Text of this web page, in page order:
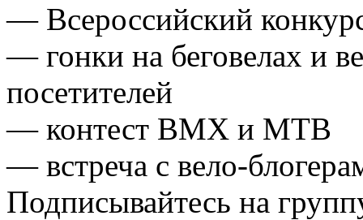
— Всероссийский
— гонки на беговелах и
посетителей
— контест BMX и MTB
— встреча с вело-
Подписывайтесь на